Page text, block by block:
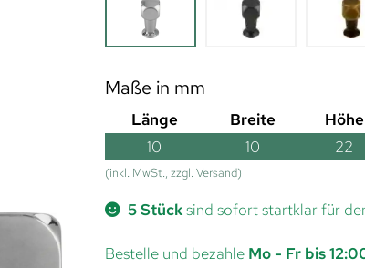
Maße in mm
Länge Breite Höhe
10
10 22
(inkl. MwSt., zzgl. Versand)
5 Stücksind sofort startklar für
Bestelle und bezahle Mo - Fr bis